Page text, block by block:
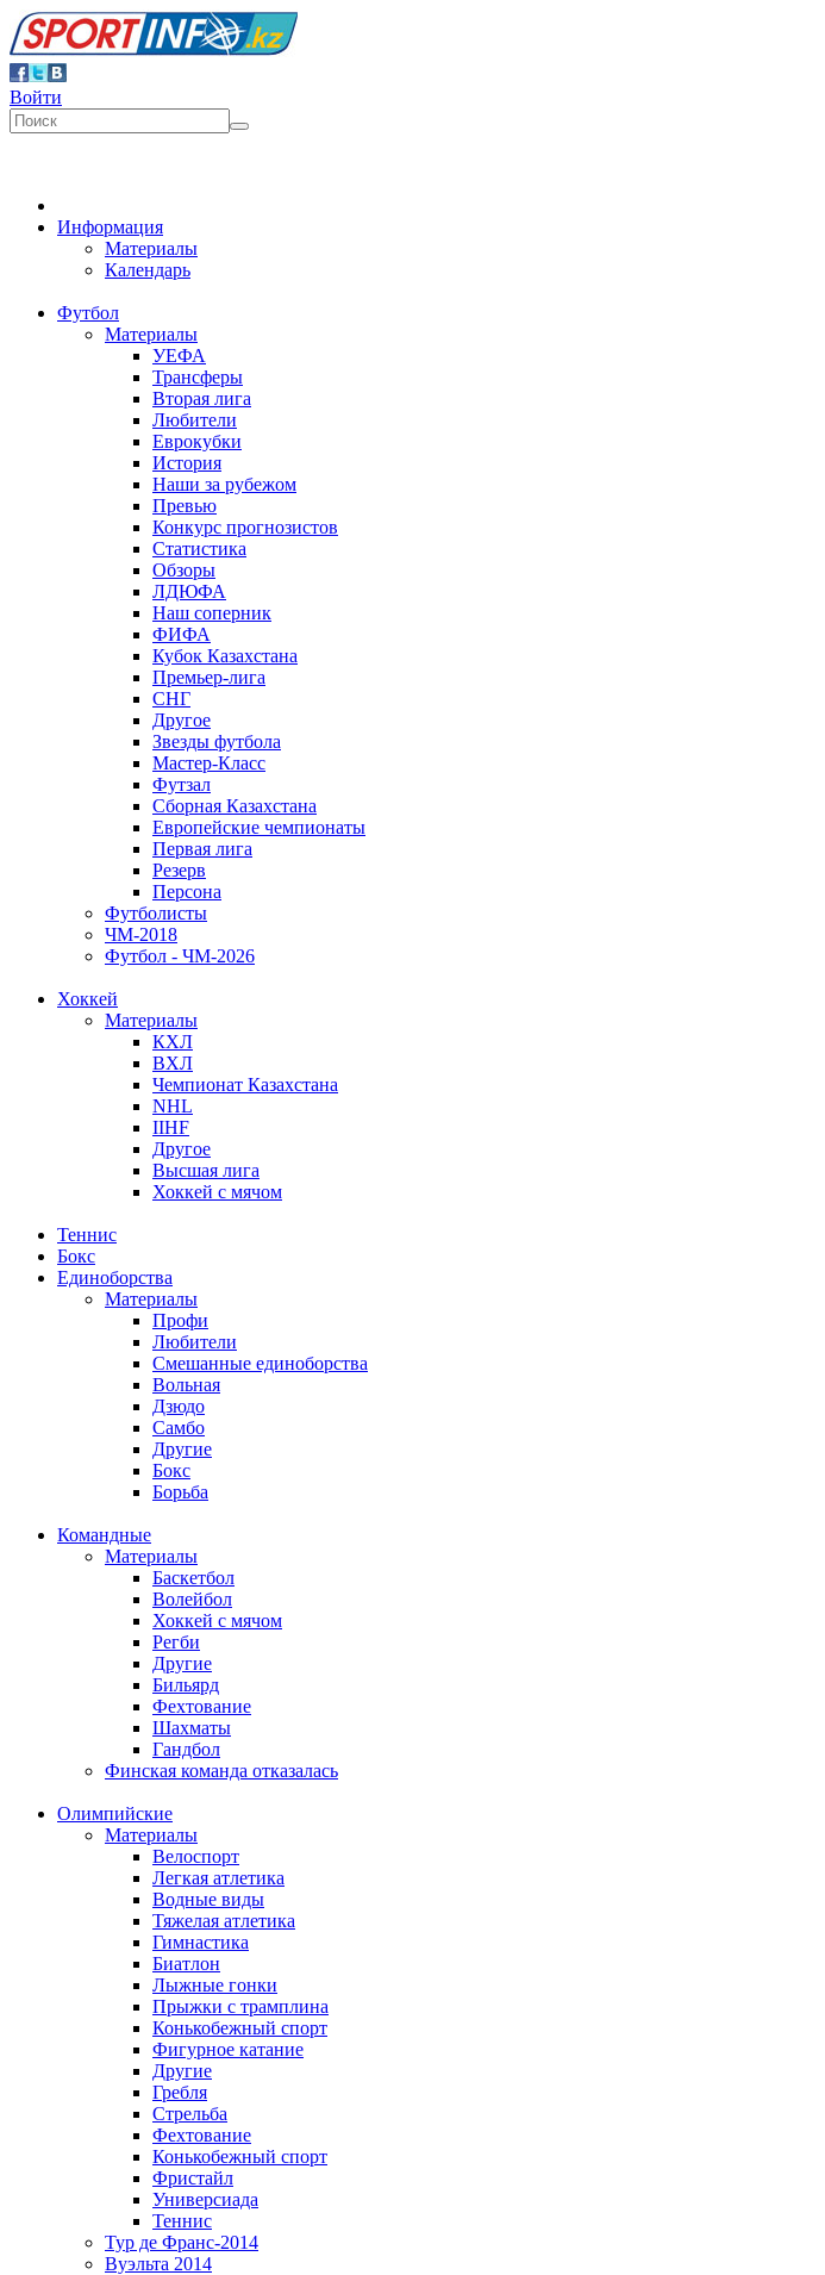
Войти
Информация
Материалы
Календарь
Футбол
Материалы
УЕФА
Трансферы
Вторая лига
Любители
Еврокубки
История
Наши за рубежом
Превью
Конкурс прогнозистов
Статистика
Обзоры
ЛДЮФА
Наш соперник
ФИФА
Кубок Казахстана
Премьер-лига
СНГ
Другое
Звезды футбола
Мастер-Класс
Футзал
Сборная Казахстана
Европейские чемпионаты
Первая лига
Резерв
Персона
Футболисты
ЧМ-2018
Футбол - ЧМ-2026
Хоккей
Материалы
КХЛ
ВХЛ
Чемпионат Казахстана
NHL
IIHF
Другое
Высшая лига
Хоккей с мячом
Теннис
Бокс
Единоборства
Материалы
Профи
Любители
Смешанные единоборства
Вольная
Дзюдо
Самбо
Другие
Бокс
Борьба
Командные
Материалы
Баскетбол
Волейбол
Хоккей с мячом
Регби
Другие
Бильярд
Фехтование
Шахматы
Гандбол
Финская команда отказалась
Олимпийские
Материалы
Велоспорт
Легкая атлетика
Водные виды
Тяжелая атлетика
Гимнастика
Биатлон
Лыжные гонки
Прыжки с трамплина
Конькобежный спорт
Фигурное катание
Другие
Гребля
Стрельба
Фехтование
Конькобежный спорт
Фристайл
Универсиада
Теннис
Тур де Франс-2014
Вуэльта 2014